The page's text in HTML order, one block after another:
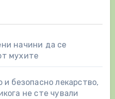
начини да се
мухите
и безопасно лекарство,
не сте чували